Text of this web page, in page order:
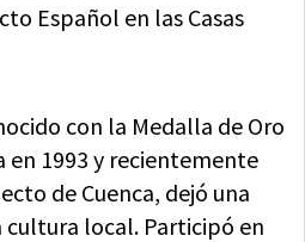
Español en las Casas
con la Medalla de Oro
en 1993 y recientemente
de Cuenca, dejó una
local. Participó en